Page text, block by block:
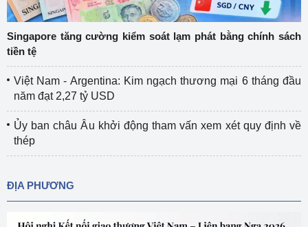
Singapore tăng cường kiểm soát lạm phát bằng chính sách
tiền tệ
Việt Nam - Argentina: Kim ngạch thương mại 6 tháng đầu
năm đạt 2,27 tỷ USD
Ủy ban châu Âu khởi động tham vấn xem xét quy định về
thép
ĐỊA PHƯƠNG